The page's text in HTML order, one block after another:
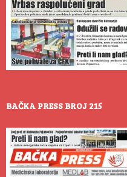
BAČKA PRESS BROJ 215